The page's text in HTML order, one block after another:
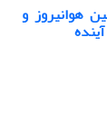
هوانیروز و